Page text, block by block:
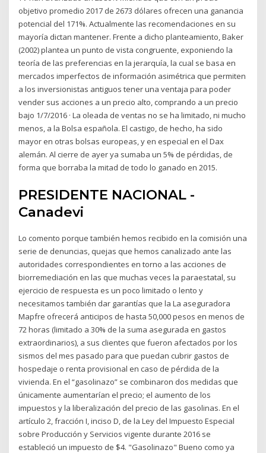
objetivo promedio 2017 de 2673 dólares ofrecen una ganancia
potencial del 171%. Actualmente las recomendaciones en su
mayoría dictan mantener. Frente a dicho planteamiento, Baker
(2002) plantea un punto de vista congruente, exponiendo la
teoría de las preferencias en la jerarquía, la cual se basa en
mercados imperfectos de información asimétrica que permiten
a los inversionistas antiguos tener una ventaja para poder
vender sus acciones a un precio alto, comprando a un precio
bajo 1/7/2016 · La oleada de ventas no se ha limitado, ni mucho
menos, a la Bolsa española. El castigo, de hecho, ha sido
mayor en otras bolsas europeas, y en especial en el Dax
alemán. Al cierre de ayer ya sumaba un 5% de pérdidas, de
forma que borraba la mitad de todo lo ganado en 2015.
PRESIDENTE NACIONAL -
Canadevi
Lo comento porque también hemos recibido en la comisión una
serie de denuncias, quejas que hemos canalizado ante las
autoridades correspondientes en torno a las acciones de
biorremediación en las que muchas veces la paraestatal, su
ejercicio de respuesta es un poco limitado o lento y
necesitamos también dar garantías que la La aseguradora
Mapfre ofrecerá anticipos de hasta 50,000 pesos en menos de
72 horas (limitado a 30% de la suma asegurada en gastos
extraordinarios), a sus clientes que fueron afectados por los
sismos del mes pasado para que puedan cubrir gastos de
hospedaje o renta provisional en caso de pérdida de la
vivienda. En el “gasolinazo” se combinaron dos medidas que
únicamente aumentarían el precio; el aumento de los
impuestos y la liberalización del precio de las gasolinas. En el
artículo 2, fracción I, inciso D, de la Ley del Impuesto Especial
sobre Producción y Servicios vigente durante 2016 se
estableció un impuesto de $4. "Gasolinazo" Bueno como ya